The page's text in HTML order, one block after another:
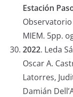
Estación
Observatorio
MIEM. 5pp.
2022. Leda
Oscar A.
Latorres,
Damián